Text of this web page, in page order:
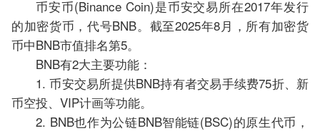
币安币(Binance Coin)是币安交易所在2017年发行
的加密货币，代号BNB。截至2025年8月，所有加密货
币中BNB市值排名第5。
BNB有2大主要功能：
1. 币安交易所提供BNB持有者交易手续费75折、新
币空投、VIP计画等功能。
2. BNB也作为公链BNB智能链(BSC)的原生代币，